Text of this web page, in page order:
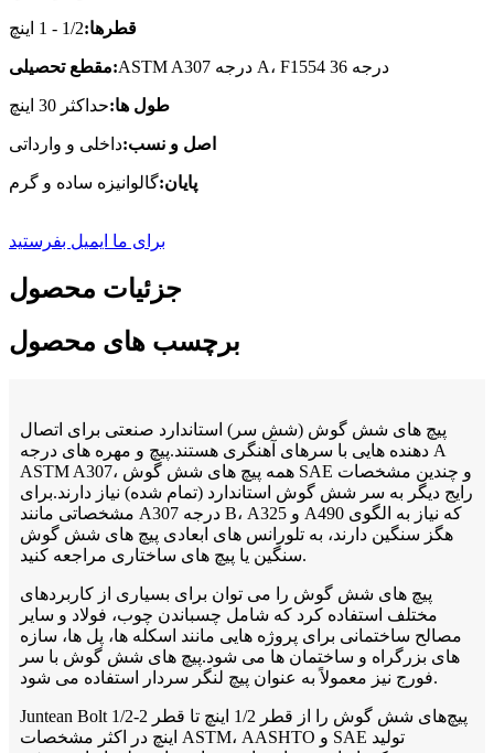
قطرها:1/2 - 1 اینچ
مقطع تحصیلی: ASTM A307 درجه A، F1554 درجه 36
طول ها:حداکثر 30 اینچ
اصل و نسب:داخلی و وارداتی
پایان:گالوانیزه ساده و گرم
برای ما ایمیل بفرستید
جزئیات محصول
برچسب های محصول
پیچ های شش گوش (شش سر) استاندارد صنعتی برای اتصال
دهنده هایی با سرهای آهنگری هستند.پیچ و مهره های درجه A
ASTM A307، همه پیچ های شش گوش SAE و چندین مشخصات
رایج دیگر به سر شش گوش استاندارد (تمام شده) نیاز دارند.برای
مشخصاتی مانند A307 درجه B، A325 و A490 که نیاز به الگوی
هگز سنگین دارند، به تلورانس های ابعادی پیچ های شش گوش
سنگین یا پیچ های ساختاری مراجعه کنید.
پیچ های شش گوش را می توان برای بسیاری از کاربردهای
مختلف استفاده کرد که شامل چسباندن چوب، فولاد و سایر
مصالح ساختمانی برای پروژه هایی مانند اسکله ها، پل ها، سازه
های بزرگراه و ساختمان ها می شود.پیچ های شش گوش با سر
فورج نیز معمولاً به عنوان پیچ لنگر سردار استفاده می شود.
Juntean Bolt پیچ‌های شش گوش را از قطر 1/2 اینچ تا قطر 2-1/2
اینچ در اکثر مشخصات ASTM، AASHTO و SAE تولید